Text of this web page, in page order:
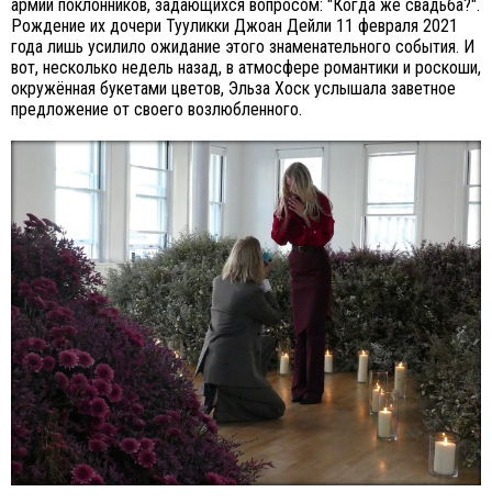
армии поклонников, задающихся вопросом: "Когда же свадьба?".
Рождение их дочери Тууликки Джоан Дейли 11 февраля 2021
года лишь усилило ожидание этого знаменательного события. И
вот, несколько недель назад, в атмосфере романтики и роскоши,
окружённая букетами цветов, Эльза Хоск услышала заветное
предложение от своего возлюбленного.